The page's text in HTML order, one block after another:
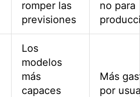
romper las
previsiones
no para
Los
modelos
más
capaces
Más
por